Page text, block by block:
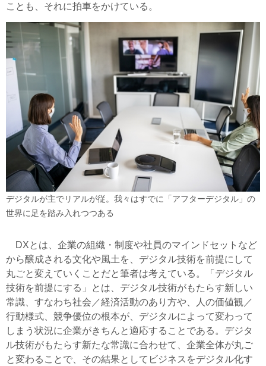
ことも、それに拍車をかけている。
デジタルが主でリアルが従。我々はすでに「アフターデジタル」の
世界に足を踏み入れつつある
DXとは、企業の組織・制度や社員のマインドセットなど
から醸成される文化や風土を、デジタル技術を前提にして
丸ごと変えていくことだと筆者は考えている。「デジタル
技術を前提にする」とは、デジタル技術がもたらす新しい
常識、すなわち社会／経済活動のあり方や、人の価値観／
行動様式、競争優位の根本が、デジタルによって変わって
しまう状況に企業がきちんと適応することである。デジタ
ル技術がもたらす新たな常識に合わせて、企業全体が丸ご
と変わることで、その結果としてビジネスをデジタル化す